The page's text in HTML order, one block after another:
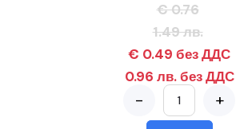
€ 0.76
1.49 лв.
€ 0.49 без ДДС
0.96 лв. без ДДС
- +